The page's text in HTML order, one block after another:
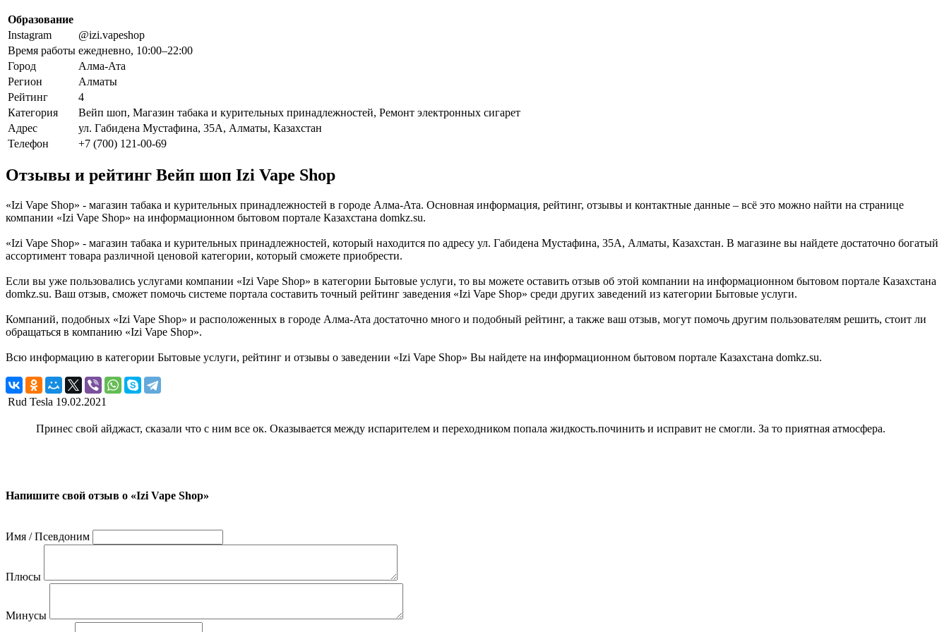
Образование
Instagram
@izi.vapeshop
Время работы ежедневно, 10:00–22:00
Город
Алма-Ата
Регион
Алматы
Рейтинг
4
Категория
Вейп шоп, Магазин табака и курительных принадлежностей, Ремонт электронных сигарет
Адрес
ул. Габидена Мустафина, 35А, Алматы, Казахстан
Телефон
+7 (700) 121-00-69
Отзывы и рейтинг Вейп шоп Izi Vape Shop
«Izi Vape Shop» - магазин табака и курительных принадлежностей в городе Алма-Ата. Основная информация, рейтинг, отзывы и контактные данные – всё это можно найти на странице
компании «Izi Vape Shop» на информационном бытовом портале Казахстана domkz.su.
«Izi Vape Shop» - магазин табака и курительных принадлежностей, который находится по адресу ул. Габидена Мустафина, 35А, Алматы, Казахстан. В магазине вы найдете достаточно богатый
ассортимент товара различной ценовой категории, который сможете приобрести.
Если вы уже пользовались услугами компании «Izi Vape Shop» в категории Бытовые услуги, то вы можете оставить отзыв об этой компании на информационном бытовом портале Казахстана
domkz.su. Ваш отзыв, сможет помочь системе портала составить точный рейтинг заведения «Izi Vape Shop» среди других заведений из категории Бытовые услуги.
Компаний, подобных «Izi Vape Shop» и расположенных в городе Алма-Ата достаточно много и подобный рейтинг, а также ваш отзыв, могут помочь другим пользователям решить, стоит ли
обращаться в компанию «Izi Vape Shop».
Всю информацию в категории Бытовые услуги, рейтинг и отзывы о заведении «Izi Vape Shop» Вы найдете на информационном бытовом портале Казахстана domkz.su.
Rud Tesla 19.02.2021
Принес свой айджаст, сказали что с ним все ок. Оказывается между испарителем и переходником попала жидкость.починить и исправит не смогли. За то приятная атмосфера.
Напишите свой отзыв о «Izi Vape Shop»
Имя / Псевдоним
Плюсы
Минусы